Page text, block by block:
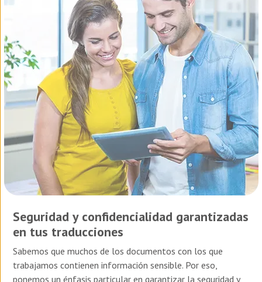
Seguridad y confidencialidad garantizadas
en tus traducciones
Sabemos que muchos de los documentos con los que
trabajamos contienen información sensible. Por eso,
ponemos un énfasis particular en garantizar la seguridad y